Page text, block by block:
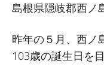
島根県隠岐郡西ノ
昨年の５月、西ノ
103歳の誕生日を